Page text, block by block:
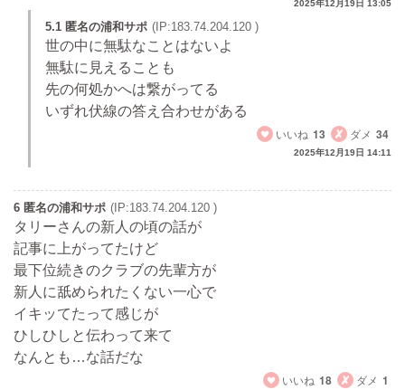
2025年12月19日 13:05
5.1 匿名の浦和サポ (IP:183.74.204.120 )
世の中に無駄なことはないよ
無駄に見えることも
先の何処かへは繋がってる
いずれ伏線の答え合わせがある
いいね 13 ダメ 34
2025年12月19日 14:11
6 匿名の浦和サポ (IP:183.74.204.120 )
タリーさんの新人の頃の話が
記事に上がってたけど
最下位続きのクラブの先輩方が
新人に舐められたくない一心で
イキッてたって感じが
ひしひしと伝わって来て
なんとも…な話だな
いいね 18 ダメ 1